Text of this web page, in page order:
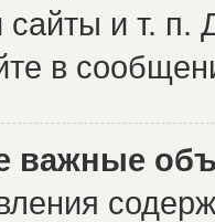
и т. п.
в
важные